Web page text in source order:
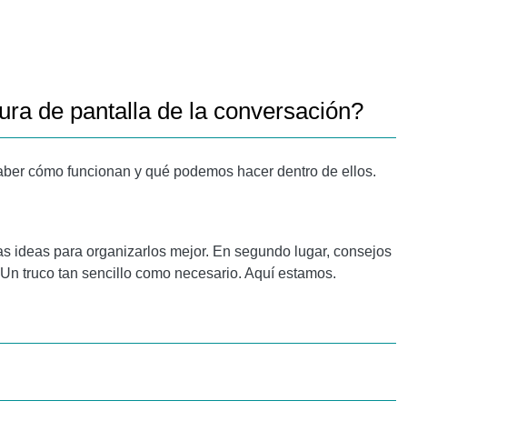
de pantalla de la conversación?
cómo funcionan y qué podemos hacer dentro de ellos.
ideas para organizarlos mejor. En segundo lugar, consejos
truco tan sencillo como necesario. Aquí estamos.